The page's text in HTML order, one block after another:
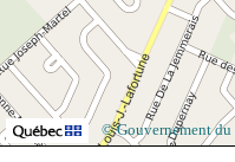
© Gouvernement du